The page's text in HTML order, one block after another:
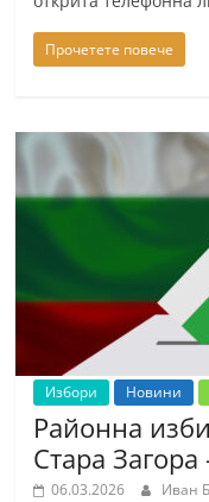
g
a
l
e
y
k
a
a
n
a
Прочетете повече
Избори Новини
Районна
Стара
06.03.2026 Иван